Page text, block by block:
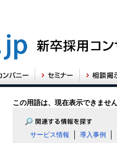
この用語は、現在表示できませ
サービス情報 導入事例